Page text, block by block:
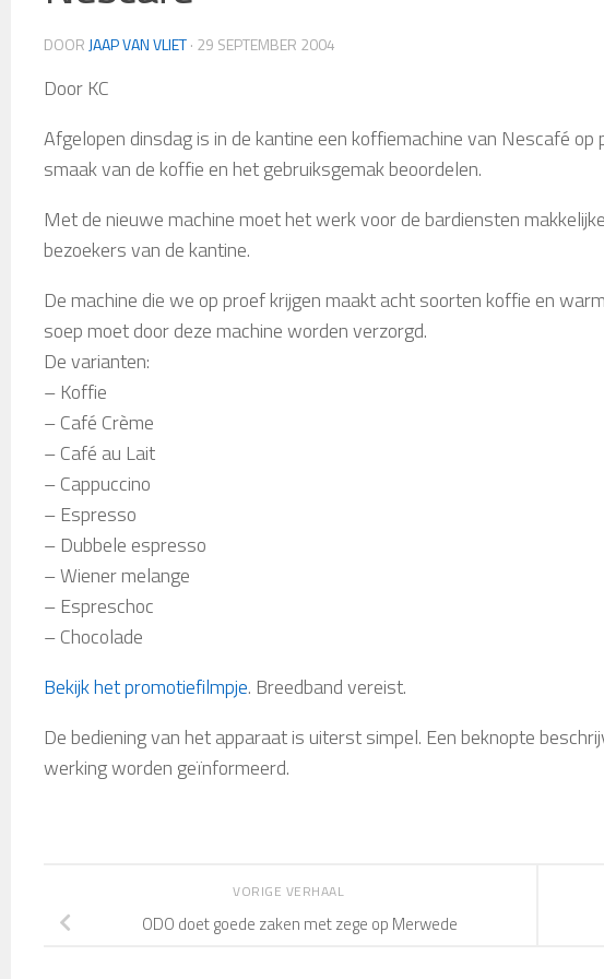
DOOR JAAP VAN VLIET· 29 SEPTEMBER 2004
Door KC
Afgelopen dinsdag is in de kantine een koffiemachine van Nescafé
smaak van de koffie en het gebruiksgemak beoordelen.
Met de nieuwe machine moet het werk voor de bardiensten
bezoekers van de kantine.
De machine die we op proef krijgen maakt acht soorten koffie en
soep moet door deze machine worden verzorgd.
De varianten:
– Koffie
– Café Crème
– Café au Lait
– Cappuccino
– Espresso
– Dubbele espresso
– Wiener melange
– Espreschoc
– Chocolade
Bekijk het promotiefilmpje. Breedband vereist.
De bediening van het apparaat is uiterst simpel. Een beknopte
werking worden geïnformeerd.
VORIGE VERHAAL
ODO doet goede zaken met zege op Merwede